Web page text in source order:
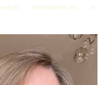
анонимность и